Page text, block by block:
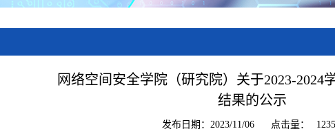
网络空间安全学院（研究院）关于2023-2024
结果的公示
发布日期：2023/11/06 点击量： 1235